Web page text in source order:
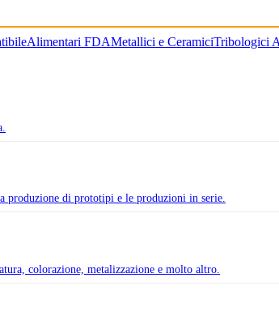
Alimentari FDAMetallici e CeramiciTribologici
produzione di prototipi e le produzioni in serie.
colorazione, metalizzazione e molto altro.